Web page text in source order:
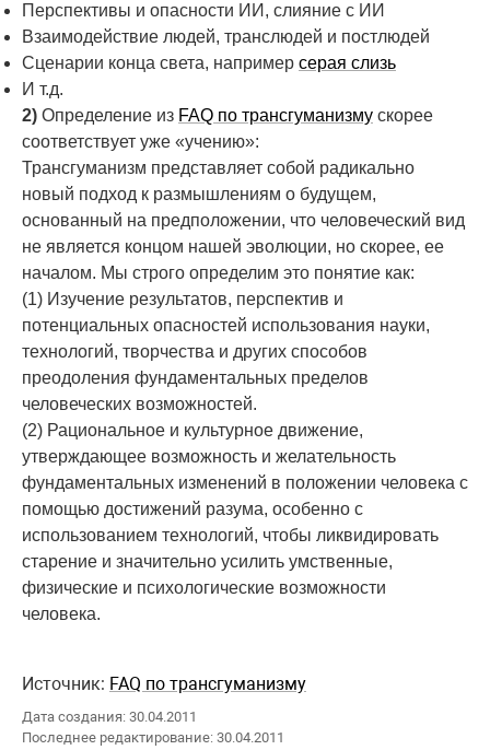
Перспективы и опасности ИИ, слияние с ИИ
Взаимодействие людей, транслюдей и постлюдей
Сценарии конца света, например серая слизь
И т.д.
2) Определение из FAQ по трансгуманизму скорее
соответствует уже «учению»:
Трансгуманизм представляет собой радикально
новый подход к размышлениям о будущем,
основанный на предположении, что человеческий вид
не является концом нашей эволюции, но скорее, ее
началом. Мы строго определим это понятие как:
(1) Изучение результатов, перспектив и
потенциальных опасностей использования науки,
технологий, творчества и других способов
преодоления фундаментальных пределов
человеческих возможностей.
(2) Рациональное и культурное движение,
утверждающее возможность и желательность
фундаментальных изменений в положении человека с
помощью достижений разума, особенно с
использованием технологий, чтобы ликвидировать
старение и значительно усилить умственные,
физические и психологические возможности
человека.
Источник: FAQ по трансгуманизму
Дата создания: 30.04.2011
Последнее редактирование: 30.04.2011